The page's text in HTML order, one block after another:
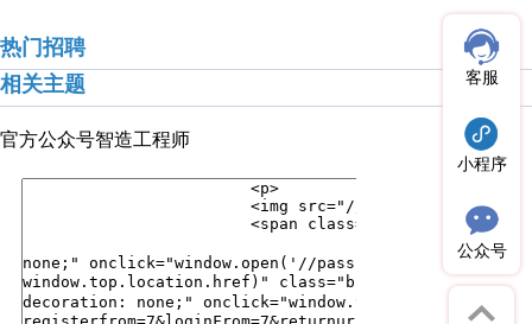
热门招聘
相关主题
官方公众号智造工程师
客服
小程序
公众号